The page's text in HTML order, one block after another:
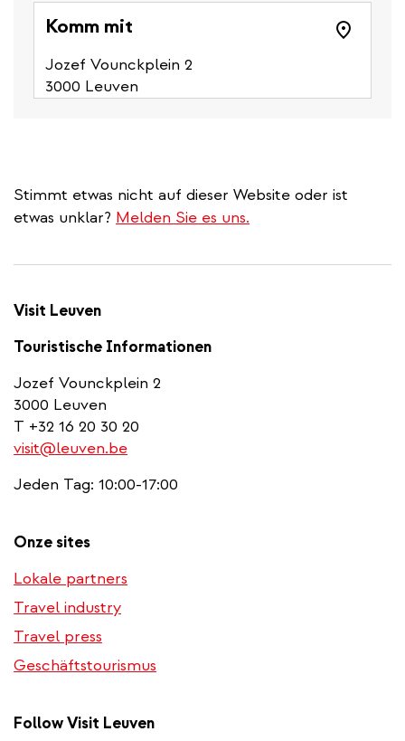
Komm mit
Jozef Vounckplein 2
3000 Leuven
Stimmt etwas nicht auf dieser Website oder ist
etwas unklar? Melden Sie es uns.
Visit Leuven
Touristische Informationen
Jozef Vounckplein 2
3000 Leuven
T +32 16 20 30 20
visit@leuven.be
Jeden Tag: 10:00-17:00
Onze sites
Lokale partners
Travel industry
Travel press
Geschäftstourismus
Follow Visit Leuven